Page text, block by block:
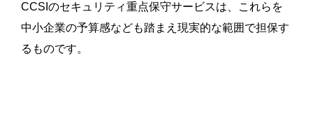
CCSIのセキュリティ重点保守サービスは、これらを
中小企業の予算感なども踏まえ現実的な範囲で担保す
るものです。